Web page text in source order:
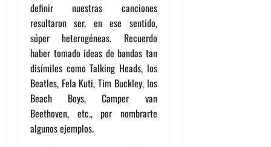
definir nuestras canciones
resultaron ser, en ese sentido,
súper heterogéneas. Recuerdo
haber tomado ideas de bandas tan
disímiles como Talking Heads, los
Beatles, Fela Kuti, Tim Buckley, los
Beach Boys, Camper van
Beethoven, etc., por nombrarte
algunos ejemplos.